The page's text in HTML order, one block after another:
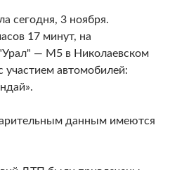
сегодня, 3 ноября.
17 минут, на
— М5 в Николаевском
автомобилей:
данным имеются